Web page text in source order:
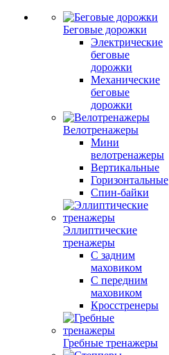
Беговые дорожки
Электрические
беговые
дорожки
Механические
беговые
дорожки
Велотренажеры
Мини
велотренажеры
Вертикальные
Горизонтальные
Спин-байки
Эллиптические
тренажеры
С задним
маховиком
С передним
маховиком
Кросстренеры
Гребные тренажеры